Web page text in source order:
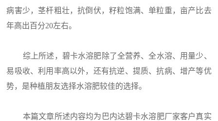
病害少，茎杆粗壮，抗倒伏，籽粒饱满、单粒重，亩产比去
年高出百分20左右。
综上所述，碧卡水溶肥除了全营养、全水溶、用量少、
易吸收、利用率高以外，还有抗逆、提质、抗病、增产等优
势，是种植朋友选择水溶肥较佳的选择。
本篇文章所述内容均为巴内达碧卡水溶肥厂家客户真实